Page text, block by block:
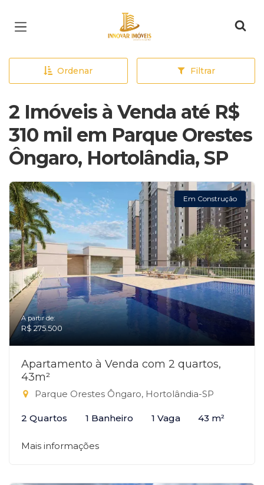
Página inicial
Ordenar Filtrar
2 Imóveis à Venda até R$
310 mil em Parque Orestes
Ôngaro, Hortolândia, SP
Em Construção
A partir de:
R$ 275.500
Apartamento à Venda com 2 quartos,
43m²
Parque Orestes Ôngaro, Hortolândia-SP
2 Quartos 1 Banheiro 1 Vaga 43 m²
Mais informações